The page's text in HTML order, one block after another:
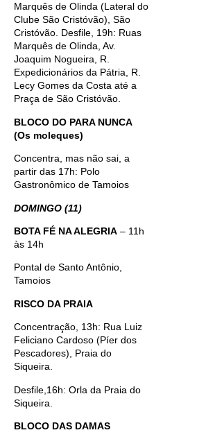
Marquês de Olinda (Lateral do
Clube São Cristóvão), São
Cristóvão. Desfile, 19h: Ruas
Marquês de Olinda, Av.
Joaquim Nogueira, R.
Expedicionários da Pátria, R.
Lecy Gomes da Costa até a
Praça de São Cristóvão.
BLOCO DO PARA NUNCA
(Os moleques)
Concentra, mas não sai, a
partir das 17h: Polo
Gastronômico de Tamoios
DOMINGO (11)
BOTA FÉ NA ALEGRIA – 11h
às 14h
Pontal de Santo Antônio,
Tamoios
RISCO DA PRAIA
Concentração, 13h: Rua Luiz
Feliciano Cardoso (Píer dos
Pescadores), Praia do
Siqueira.
Desfile,16h: Orla da Praia do
Siqueira.
BLOCO DAS DAMAS